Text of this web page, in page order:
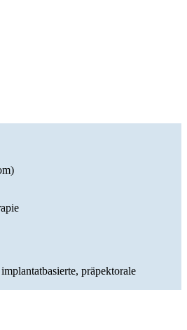
präpektorale